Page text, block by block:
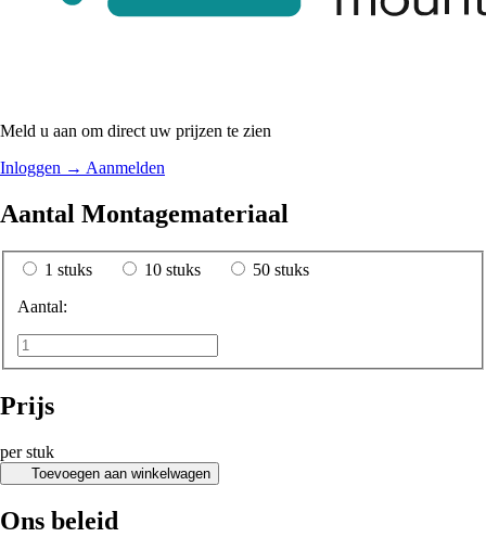
Meld u aan om direct uw prijzen te zien
Inloggen → Aanmelden
Aantal Montagemateriaal
1 stuks 10 stuks
50 stuks
Aantal:
Prijs
per stuk
Toevoegen aan winkelwagen
Ons beleid